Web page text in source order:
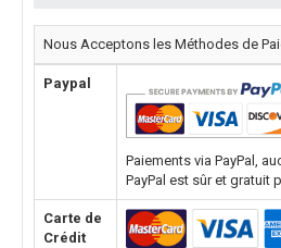
Nous Acceptons les Méthodes de
Paypal
Paiements via PayPal,
PayPal est sûr et gratuit
Carte de
Crédit